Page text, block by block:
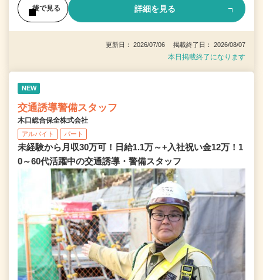
後で見る 詳細を見る
更新日： 2026/07/06 掲載終了日： 2026/08/07
本日掲載終了になります
NEW
交通誘導警備スタッフ
木口総合保全株式会社
アルバイト パート
未経験から月収30万可！日給1.1万～+入社祝い金12万！1
0～60代活躍中の交通誘導・警備スタッフ